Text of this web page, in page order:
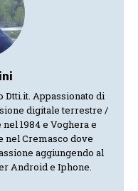
Appassionato di
digitale terrestre /
1984 e Voghera e
nel Cremasco dove
aggiungendo al
Android e Iphone.